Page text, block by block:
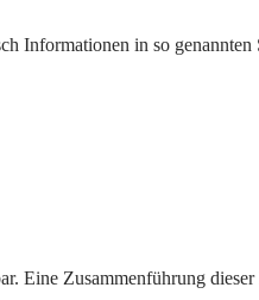
Informationen in so
Eine Zusammenführung